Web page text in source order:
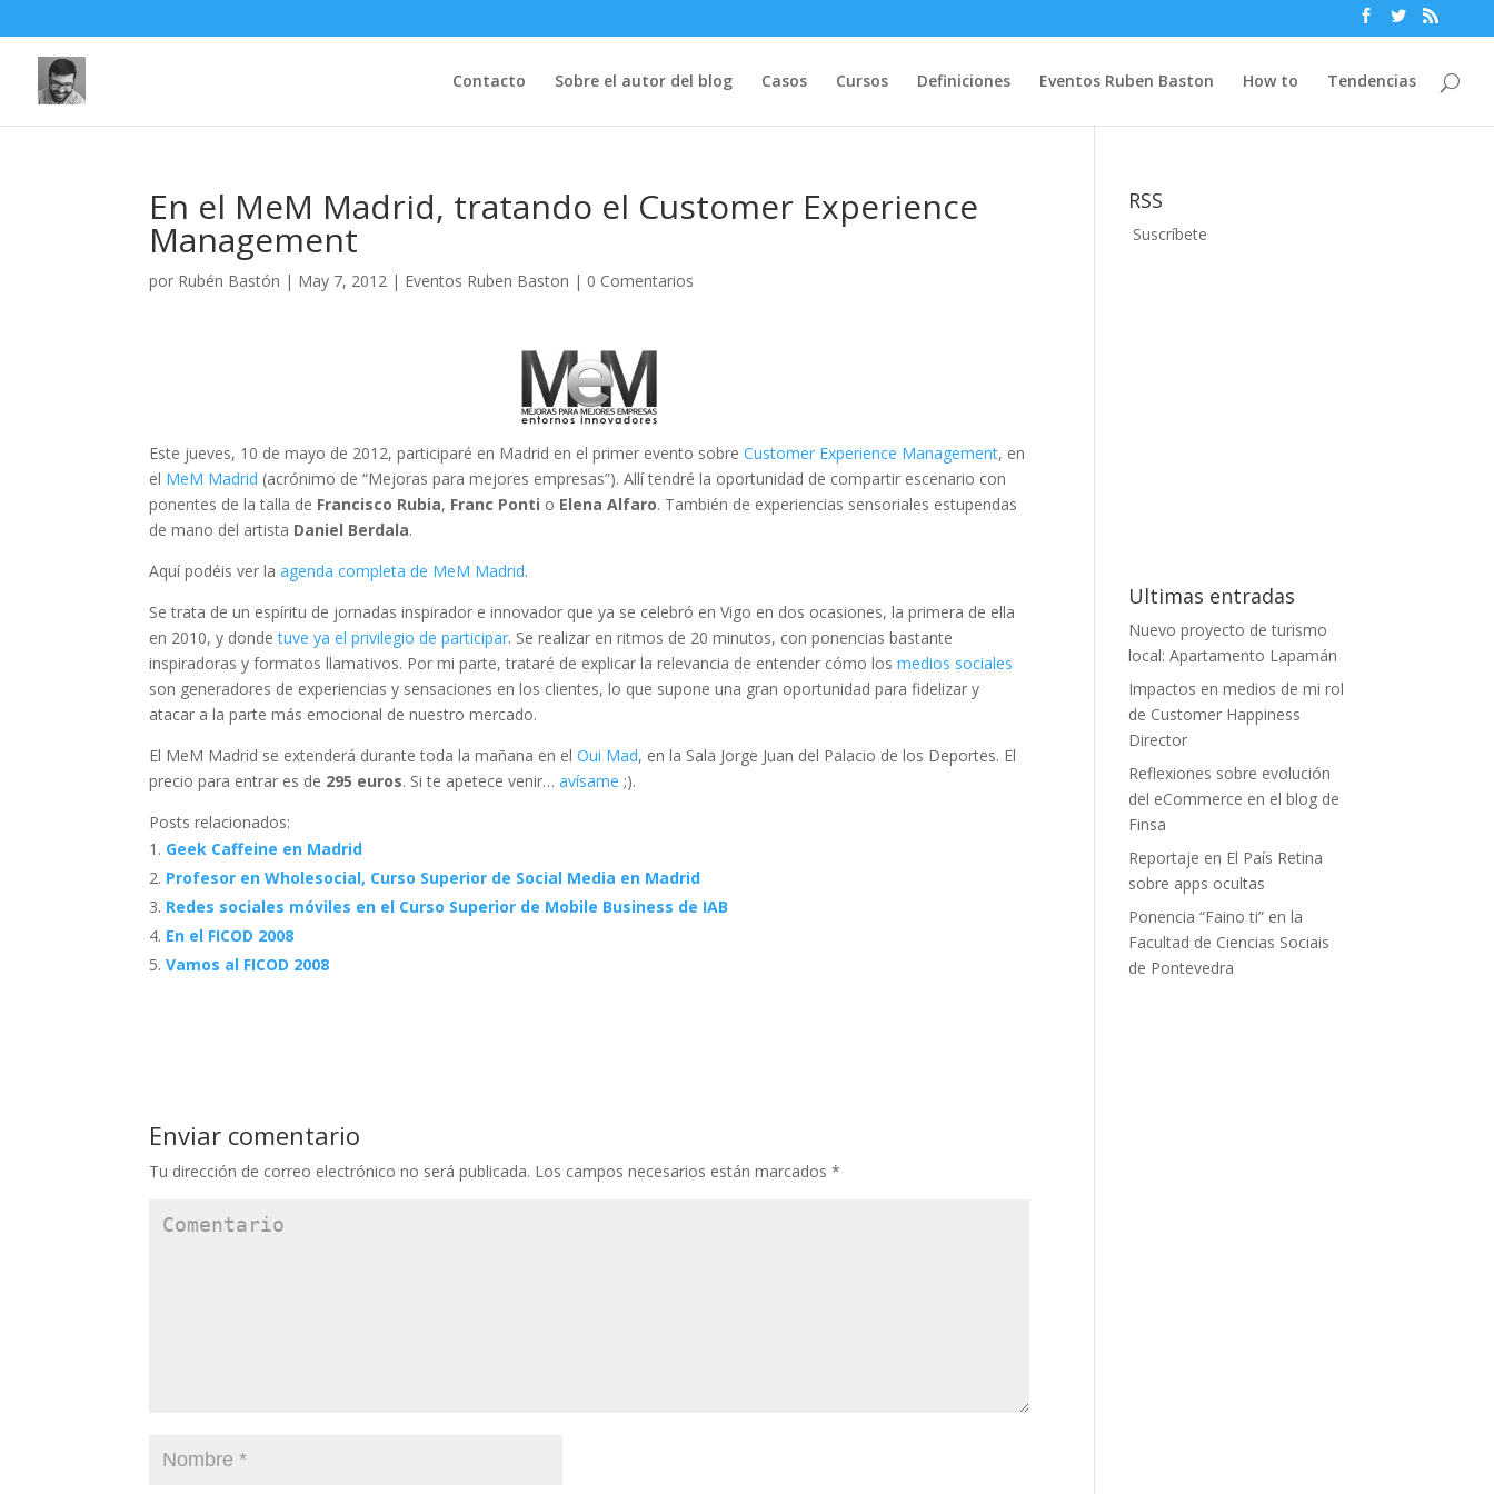
Contacto Sobre el autor del blog Casos Cursos Definiciones Eventos Ruben Baston How to Tendencias
En el MeM Madrid, tratando el Customer Experience
Management
por Rubén Bastón | May 7, 2012 | Eventos Ruben Baston | 0 Comentarios
Este jueves, 10 de mayo de 2012, participaré en Madrid en el primer evento sobreCustomer Experience Management, en
el MeM Madrid (acrónimo de “Mejoras para mejores empresas”). Allí tendré la oportunidad de compartir escenario con
ponentes de la talla de Francisco Rubia, Franc Ponti o Elena Alfaro. También de experiencias sensoriales estupendas
de mano del artista Daniel Berdala.
Aquí podéis ver laagenda completa de MeM Madrid.
Se trata de un espíritu de jornadas inspirador e innovador que ya se celebró en Vigo en dos ocasiones, la primera de ella
en 2010, y dondetuve ya el privilegio de participar. Se realizar en ritmos de 20 minutos, con ponencias bastante
inspiradoras y formatos llamativos. Por mi parte, trataré de explicar la relevancia de entender cómo losmedios sociales
son generadores de experiencias y sensaciones en los clientes, lo que supone una gran oportunidad para fidelizar y
atacar a la parte más emocional de nuestro mercado.
El MeM Madrid se extenderá durante toda la mañana en elOui Mad, en la Sala Jorge Juan del Palacio de los Deportes. El
precio para entrar es de 295 euros. Si te apetece venir…avísame ;).
Posts relacionados:
Geek Caffeine en Madrid
Profesor en Wholesocial, Curso Superior de Social Media en Madrid
Redes sociales móviles en el Curso Superior de Mobile Business de IAB
En el FICOD 2008
Vamos al FICOD 2008
Enviar comentario
Tu dirección de correo electrónico no será publicada. Los campos necesarios están marcados*
RSS
Suscríbete
Ultimas entradas
Nuevo proyecto de turismo
local: Apartamento Lapamán
Impactos en medios de mi rol
de Customer Happiness
Director
Reflexiones sobre evolución
del eCommerce en el blog de
Finsa
Reportaje en El País Retina
sobre apps ocultas
Ponencia “Faino ti” en la
Facultad de Ciencias Sociais
de Pontevedra